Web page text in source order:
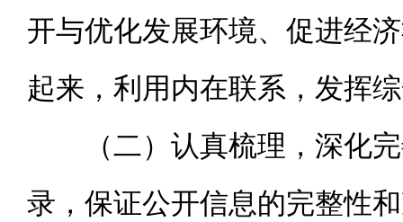
开与优化发展环境、促进经
起来，利用内在联系，发挥
（二）认真梳理，深化完
录，保证公开信息的完整性